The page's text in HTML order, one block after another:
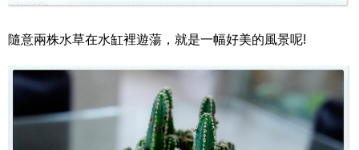
隨意兩株水草在水缸裡遊蕩，就是一幅好美的風景呢!